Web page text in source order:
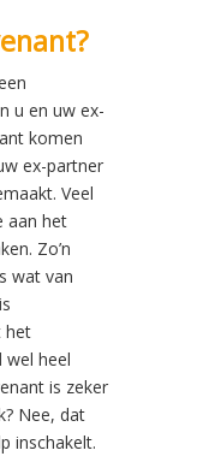
u en uw ex-
komen
ex-partner
Veel
aan het
Zo’n
wat van
het
wel heel
is zeker
Nee, dat
inschakelt.